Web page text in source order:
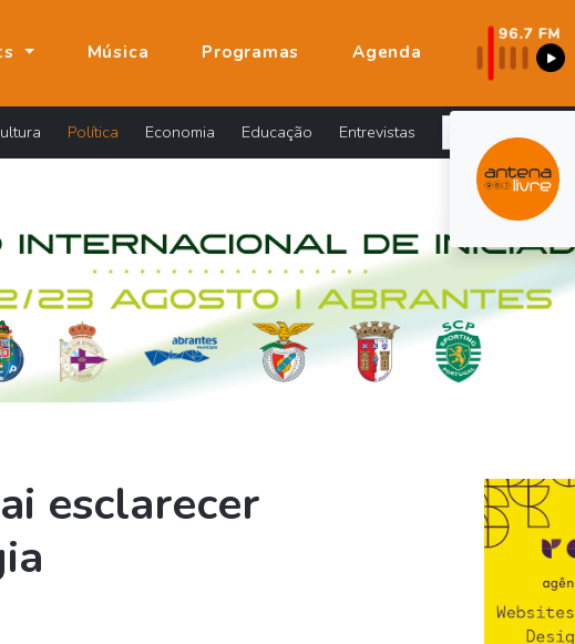
Música Programas Agenda
Política Economia Educação Entrevistas
esclarecer